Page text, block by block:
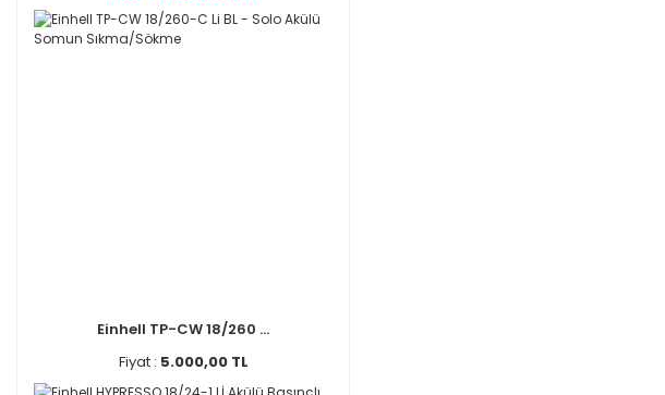
Einhell TP-CW 18/260 ...
Fiyat : 5.000,00 TL